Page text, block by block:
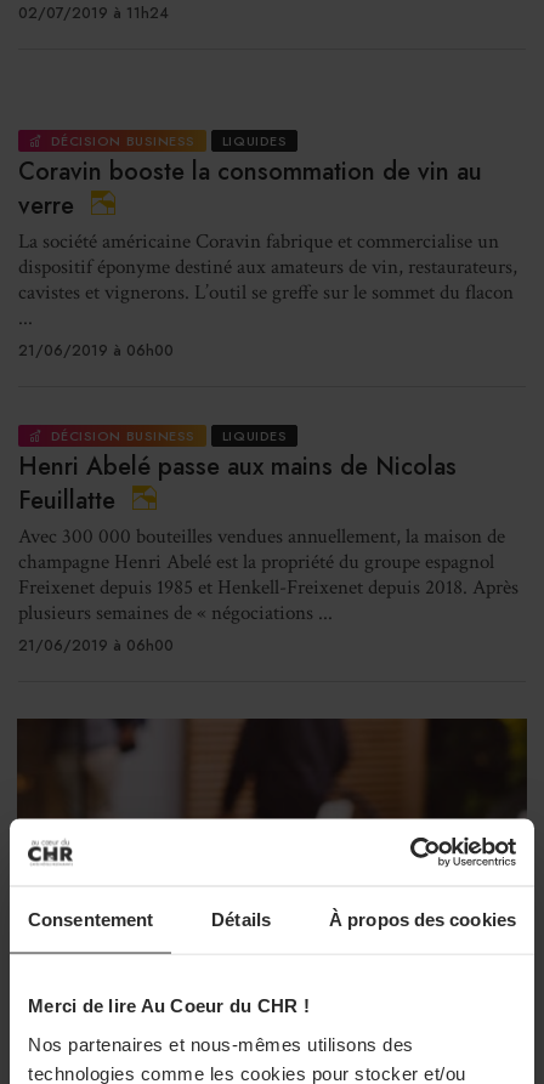
Consentement Détails À propos des cookies
Merci de lire Au Coeur du CHR !
Nos partenaires et nous-mêmes utilisons des
technologies comme les cookies pour stocker et/ou
02/07/2019 à 11h24
DÉCISION BUSINESS LIQUIDES
Coravin booste la consommation de vin au
verre
La société américaine Coravin fabrique et commercialise un
dispositif éponyme destiné aux amateurs de vin, restaurateurs,
cavistes et vignerons. L’outil se greffe sur le sommet du flacon
...
21/06/2019 à 06h00
DÉCISION BUSINESS LIQUIDES
Henri Abelé passe aux mains de Nicolas
Feuillatte
Avec 300 000 bouteilles vendues annuellement, la maison de
champagne Henri Abelé est la propriété du groupe espagnol
Freixenet depuis 1985 et Henkell-Freixenet depuis 2018. Après
plusieurs semaines de « négociations ...
21/06/2019 à 06h00